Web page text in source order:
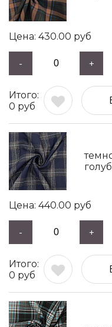
430.00 руб
- +
0 руб
440.00 руб
- +
0 руб